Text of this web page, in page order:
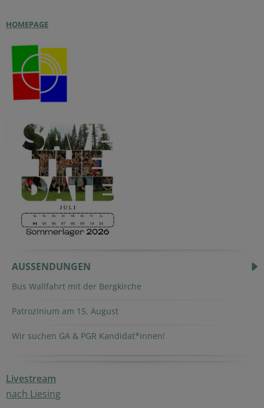
HOMEPAGE
AUSSENDUNGEN
Bus Wallfahrt mit der Bergkirche
Patrozinium am 15. August
Wir suchen GA & PGR Kandidat*innen!
Livestream
nach Liesing